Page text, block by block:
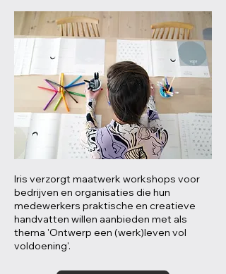
Iris verzorgt maatwerk workshops voor
bedrijven en organisaties die hun
medewerkers praktische en creatieve
handvatten willen aanbieden met als
thema 'Ontwerp een (werk)leven vol
voldoening'.